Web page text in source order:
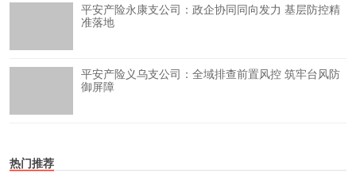
平安产险永康支公司：政企协同同向发力 基层防控精
准落地
平安产险义乌支公司：全域排查前置风控 筑牢台风防
御屏障
热门推荐